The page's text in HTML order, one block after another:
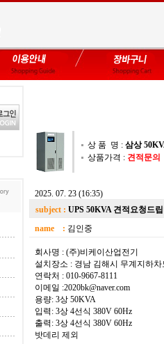
상 품 명 : 삼상
상품가격 : 견적문의
2025. 07. 23 (16:35)
subject : UPS 50KVA 견적요청드
name : 김인중
회사명 : (주)비케이산업전기
설치장소 : 경남 김해시 무계지하차
연락처 : 010-9667-8111
이메일 :2020bk@naver.com
용량: 3상 50KVA
입력: 3상 4선식 380V 60Hz
출력: 3상 4선식 380V 60Hz
밧데리 제외